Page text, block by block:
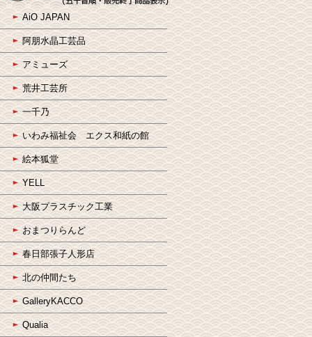
AiO JAPAN
阿朋水晶工芸品
アミューズ
荒井工芸所
一千乃
いわみ福祉会 エクス和紙の館
絵本狐堂
YELL
大阪プラスチック工業
おまつりらんど
春日部張子人形店
北の仲間たち
GalleryKACCO
Qualia